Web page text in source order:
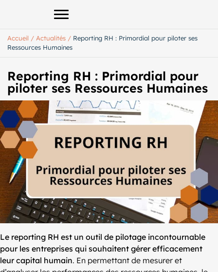
Afficher le menu principal
Accueil / Actualités / Reporting RH : Primordial pour piloter ses
Ressources Humaines
Reporting RH : Primordial pour
piloter ses Ressources Humaines
Le reporting RH est un outil de pilotage incontournable
pour les entreprises qui souhaitent gérer efficacement
leur capital humain. En permettant de mesurer et